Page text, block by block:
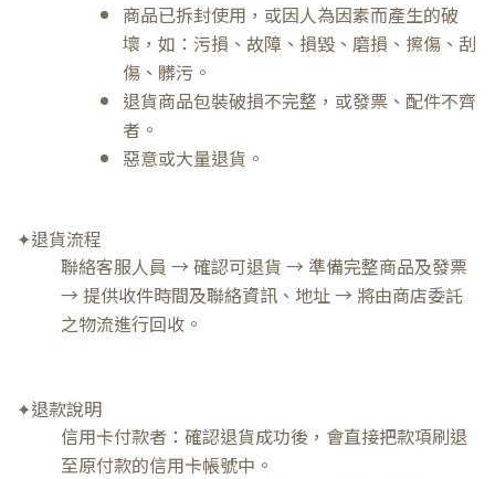
商品已拆封使用，或因人為因素而產生的破
壞，如：污損、故障、損毀、磨損、擦傷、刮
傷、髒污。
退貨商品包裝破損不完整，或發票、配件不齊
者。
惡意或大量退貨。
✦退貨流程
聯絡客服人員 → 確認可退貨 → 準備完整商品及發票
→ 提供收件時間及聯絡資訊、地址 → 將由商店委託
之物流進行回收。
✦退款說明
信用卡付款者：確認退貨成功後，會直接把款項刷退
至原付款的信用卡帳號中。